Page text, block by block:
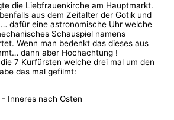
die Liebfrauenkirche am Hauptmarkt.
aus dem Zeitalter der Gotik und
dafür eine astronomische Uhr welche
Schauspiel namens
Wenn man bedenkt das dieses aus
dann aber Hochachtung !
7 Kurfürsten welche drei mal um den
das mal gefilmt:
Inneres nach Osten